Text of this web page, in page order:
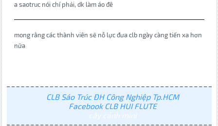
a saotruc nói chí phải, dk làm áo đê
mong rằng các thành viên sẽ nỗ lực đưa clb ngày càng tiến xa hơn
nữa
CLB Sáo Trúc ĐH Công Nghiệp Tp.HCM
Facebook CLB HUI FLUTE
cây cảnh mini